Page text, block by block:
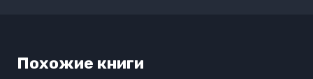
Похожие книги